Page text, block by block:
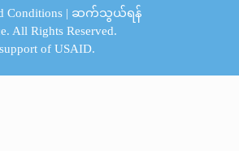
Conditions| ဆက်သွယ်ရန်
All Rights Reserved.
ofUSAID.